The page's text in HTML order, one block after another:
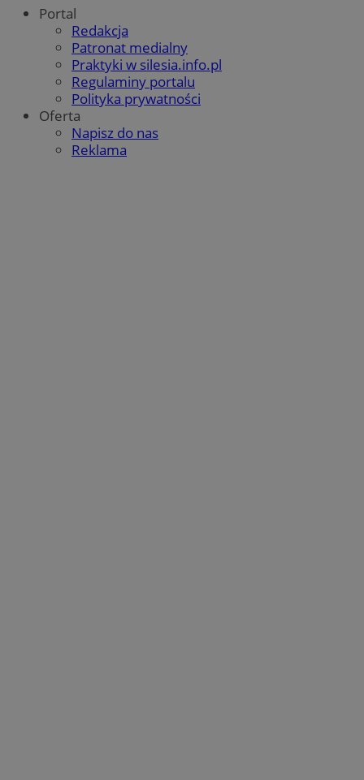
Portal
Redakcja
Patronat medialny
Praktyki w silesia.info.pl
Regulaminy portalu
Polityka prywatności
Oferta
Napisz do nas
Reklama